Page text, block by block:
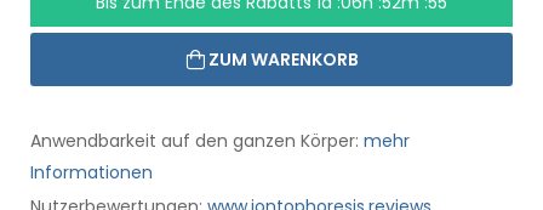
ZUM WARENKORB
Anwendbarkeit auf den ganzen Körper: mehr
Informationen